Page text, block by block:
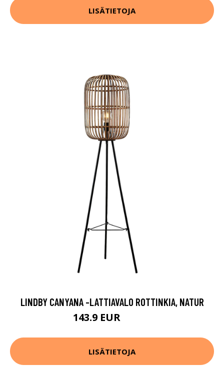
LISÄTIETOJA
LINDBY CANYANA -LATTIAVALO ROTTINKIA, NATUR
143.9 EUR
LISÄTIETOJA